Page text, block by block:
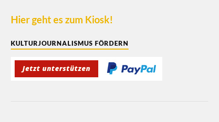
Hier geht es zum Kiosk!
KULTURJOURNALISMUS FÖRDERN